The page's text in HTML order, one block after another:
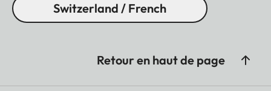
Switzerland / French
Retour en haut de page